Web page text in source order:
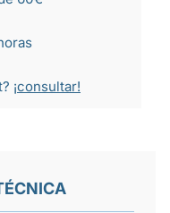
¡consultar!